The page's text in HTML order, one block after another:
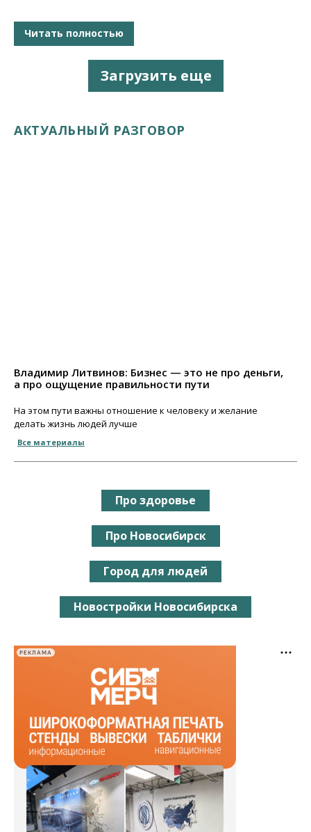
Читать полностью
Загрузить еще
АКТУАЛЬНЫЙ РАЗГОВОР
Владимир Литвинов: Бизнес — это не про деньги,
а про ощущение правильности пути
На этом пути важны отношение к человеку и желание
делать жизнь людей лучше
Все материалы
Про здоровье
Про Новосибирск
Город для людей
Новостройки Новосибирска
РЕКЛАМА